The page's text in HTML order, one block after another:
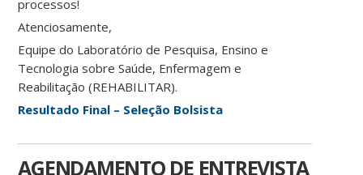
processos!
Atenciosamente,
Equipe do Laboratório de Pesquisa, Ensino e
Tecnologia sobre Saúde, Enfermagem e
Reabilitação (REHABILITAR).
Resultado Final – Seleção Bolsista
AGENDAMENTO DE ENTREVISTA